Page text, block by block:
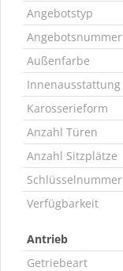
Angebotstyp
Angebotsnummer
Außenfarbe
Innenausstattung
Karosserieform
Anzahl Türen
Anzahl Sitzplätze
Schlüsselnummer
Verfügbarkeit
Antrieb
Getriebeart